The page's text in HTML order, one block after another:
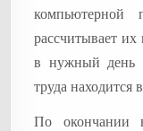
компьютерной
рассчитывает их
в нужный день
труда находится
По окончании